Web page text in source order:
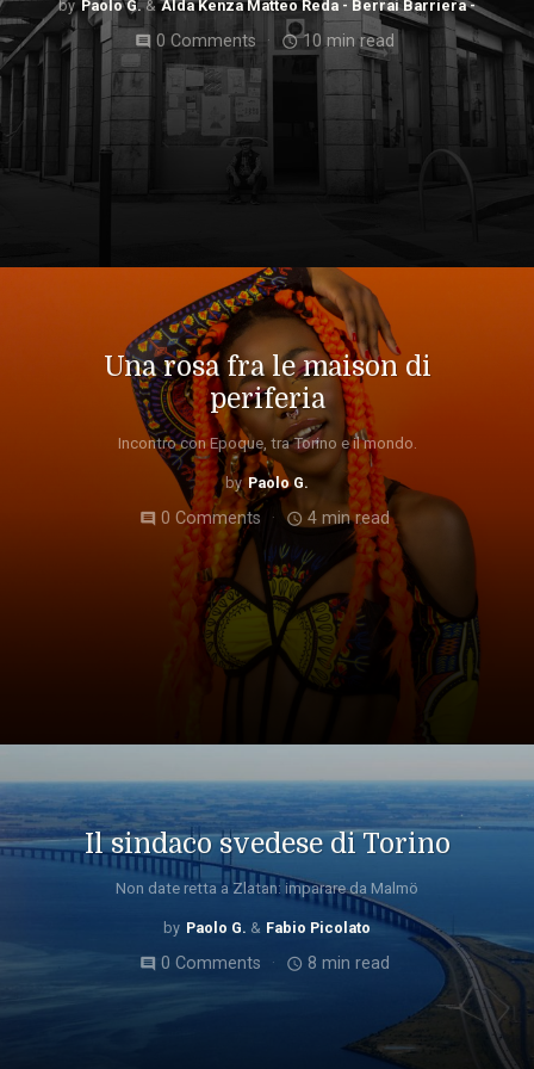
Paolo G. Alda Kenza Matteo Reda - Berrai Barriera -
comment 0 Comments access_time10 min read
Una rosa fra le maison di
periferia
Incontro con Epoque, tra Torino e il mondo.
Paolo G.
comment 0 Comments access_time 4 min read
Il sindaco svedese di Torino
Non date retta a Zlatan: imparare da Malmö
Paolo G. Fabio Picolato
comment0 Comments access_time 8 min read